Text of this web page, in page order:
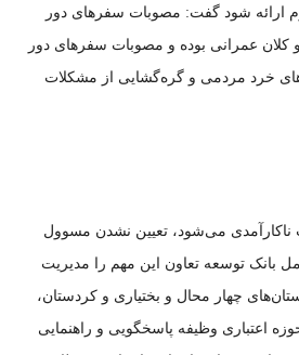
ارائه شود گفت: مصوبات سفر‌های دور
کلان عمرانی بوده و مصوبات سفر‌های دور
خرد مردمی و گره‌گشایی از مشکلات
می‌شود، تعیین نشدن مسوول
بانک توسعه تعاون این مهم را مدیریت
چهار محال و بختیاری و کردستان،
اعتباری وظیفه پاسخگویی و راهنمایی